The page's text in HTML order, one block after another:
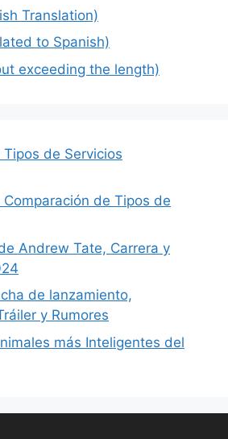
Translation)
to Spanish)
exceeding the length)
de Servicios
de Tipos de
Andrew Tate, Carrera y
de lanzamiento,
y Rumores
más Inteligentes del